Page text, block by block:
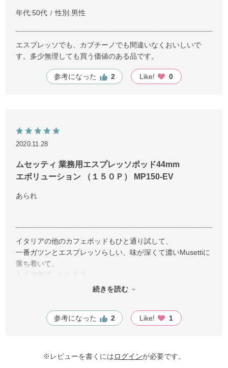
年代:50代 性別:男性
エスプレッソでも、カプチーノでも間違いなくおいしいで
す。多少無理しても買う価値のある品です。
参考になった 2 Like! 0
2020.11.28
ムセッティ 業務用エスプレッソポッド44mm
エボリューション （１５０Ｐ） MP150-EV
あられ
イタリアの他のカフェポッドもひと通り試して、
一番ガツンとエスプレッソらしい、味が深くて濃いMusettiに
落ち着いて、
もう何年経ったかなあ…。
エボリューションはその途中から出てきた新商品。
今日も注文させていただきました。
続きを読む
参考になった 2 Like! 1
※レビューを書くにはログインが必要です。